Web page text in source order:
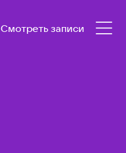
Смотреть записи